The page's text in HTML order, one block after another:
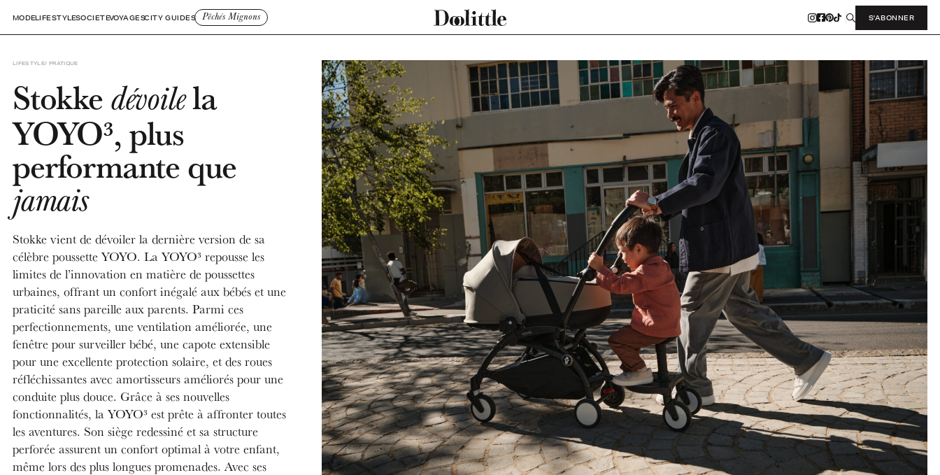
MODELIFESTYLESOCIETEVOYAGESCITY GUIDES Pêchés Mignons S'ABONNER
LIFESTYLE PRATIQUE
Stokke dévoilela
YOYO³, plus
performante que
jamais
Stokke vient de dévoiler la dernière version de sa
célèbre poussette YOYO. La YOYO³ repousse les
limites de l’innovation en matière de poussettes
urbaines, offrant un confort inégalé aux bébés et une
praticité sans pareille aux parents. Parmi ces
perfectionnements, une ventilation améliorée, une
fenêtre pour surveiller bébé, une capote extensible
pour une excellente protection solaire, et des roues
réfléchissantes avec amortisseurs améliorés pour une
conduite plus douce. Grâce à ses nouvelles
fonctionnalités, la YOYO³ est prête à affronter toutes
les aventures. Son siège redessiné et sa structure
perforée assurent un confort optimal à votre enfant,
même lors des plus longues promenades. Avec ses